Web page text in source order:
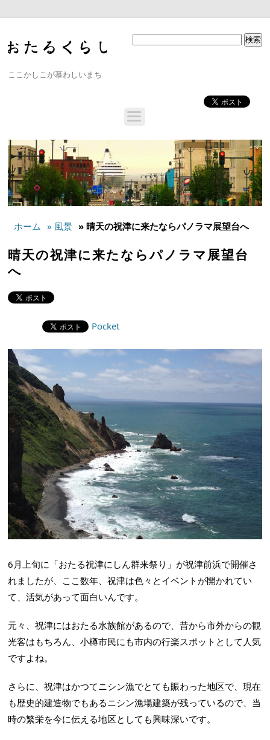
ここかしこが慕わしいまち
ホーム » 風景 » 晴天の祝津に来たならパノラマ展望台へ
晴天の祝津に来たならパノラマ展望台
へ
Pocket
6月上旬に「おたる祝津にしん群来祭り」が祝津前浜で開催さ
れましたが、ここ数年、祝津は色々とイベントが開かれてい
て、活気があって面白いんです。
元々、祝津にはおたる水族館があるので、昔から市外からの観
光客はもちろん、小樽市民にも市内の行楽スポットとして人気
ですよね。
さらに、祝津はかつてニシン漁でとても賑わった地区で、現在
も歴史的建造物でもあるニシン漁場建築が残っているので、当
時の繁栄を今に伝える地区としても興味深いです。